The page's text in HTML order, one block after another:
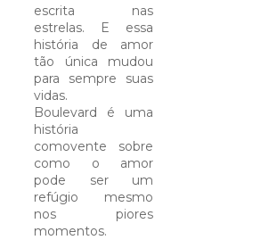
escrita nas
estrelas. E essa
história de amor
tão única mudou
para sempre suas
vidas.
Boulevard é uma
história
comovente sobre
como o amor
pode ser um
refúgio mesmo
nos piores
momentos.